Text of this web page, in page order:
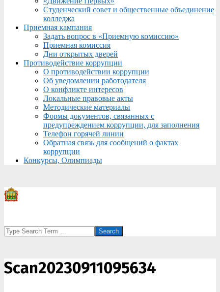
Студенческий совет и общественные объединение
колледжа
Приемная кампания
Задать вопрос в «Приемную комиссию»
Приемная комиссия
Дни открытых дверей
Противодействие коррупции
О противодействии коррупции
Об уведомлении работодателя
О конфликте интересов
Локальные правовые акты
Методические материалы
Формы документов, связанных с
предупреждением коррупции, для заполнения
Телефон горячей линии
Обратная связь для сообщений о фактах
коррупции
Конкурсы, Олимпиады
Search
Scan20230911095634